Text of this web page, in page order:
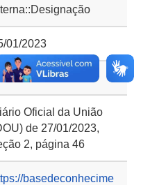
01/2023
01/2023
Oficial da União
de 27/01/2023,
2, página 46
basedeconhecime